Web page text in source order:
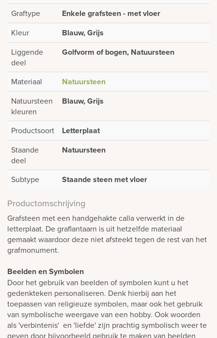
Graftype Enkele grafsteen - met vloer
Kleur Blauw, Grijs
Liggende
deel
Golfvorm of bogen, Natuursteen
Materiaal Natuursteen
Natuursteen
kleuren
Blauw, Grijs
Productsoort Letterplaat
Staande
deel
Natuursteen
Subtype Staande steen met vloer
Productomschrijving
Grafsteen met een handgehakte calla verwerkt in de
letterplaat. De graflantaarn is uit hetzelfde materiaal
gemaakt waardoor deze niet afsteekt tegen de rest van het
grafmonument.
Beelden en Symbolen
Door het gebruik van beelden of symbolen kunt u het
gedenkteken personaliseren. Denk hierbij aan het
toepassen van religieuze symbolen, maar ook het gebruik
van symbolische weergave van een hobby. Ook woorden
als 'verbintenis' en 'liefde' zijn prachtig symbolisch weer te
geven door bijvoorbeeld gebruik te maken van beelden